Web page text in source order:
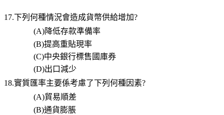
17.下列何種情況會造成貨幣供給增加?
(A)降低存款準備率
(B)提高重貼現率
(C)中央銀行標售國庫券
(D)出口減少
18.實質匯率主要係考慮了下列何種因素?
(A)貿易順差
(B)通貨膨脹